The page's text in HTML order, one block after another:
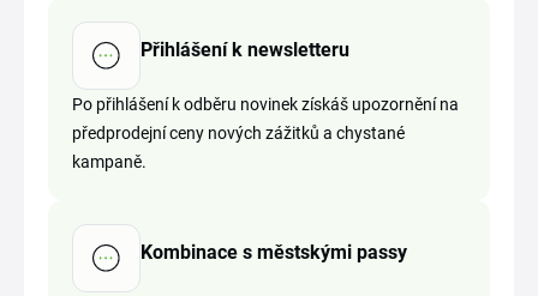
Přihlášení k newsletteru
Po přihlášení k odběru novinek získáš upozornění na
předprodejní ceny nových zážitků a chystané
kampaně.
Kombinace s městskými passy